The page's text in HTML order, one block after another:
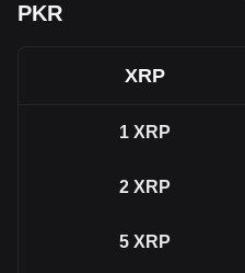
PKR
XRP
1 XRP
2 XRP
5 XRP